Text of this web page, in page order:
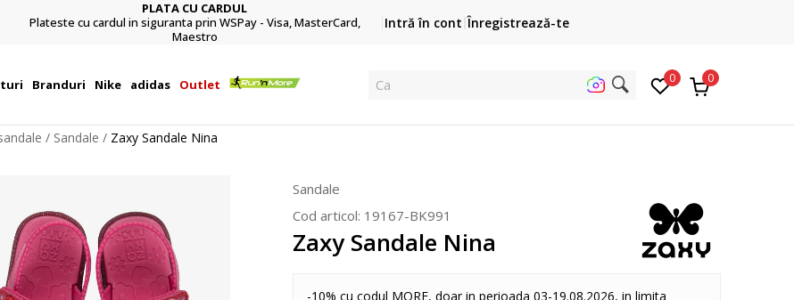
PLATA CU CARDUL
Plateste cu cardul in siguranta prin WSPay - Visa, MasterCard,
Maestro
CONTACT
031.229.94.33sau online@sportvision.ro
Intră în cont Înregistrează-te
Branduri Nike adidas Outlet Cauta p 0 0
Sandale Zaxy Sandale Nina
Sandale
Cod articol: 19167-BK991
Zaxy Sandale Nina
-10% cu codul MORE, doar in perioada 03-19.08.2026, in limita